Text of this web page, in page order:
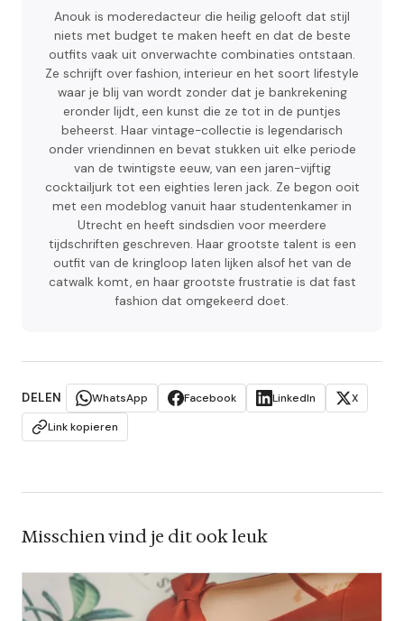
Anouk is moderedacteur die heilig gelooft dat stijl
niets met budget te maken heeft en dat de beste
outfits vaak uit onverwachte combinaties ontstaan.
Ze schrijft over fashion, interieur en het soort lifestyle
waar je blij van wordt zonder dat je bankrekening
eronder lijdt, een kunst die ze tot in de puntjes
beheerst. Haar vintage-collectie is legendarisch
onder vriendinnen en bevat stukken uit elke periode
van de twintigste eeuw, van een jaren-vijftig
cocktailjurk tot een eighties leren jack. Ze begon ooit
met een modeblog vanuit haar studentenkamer in
Utrecht en heeft sindsdien voor meerdere
tijdschriften geschreven. Haar grootste talent is een
outfit van de kringloop laten lijken alsof het van de
catwalk komt, en haar grootste frustratie is dat fast
fashion dat omgekeerd doet.
DELEN WhatsApp Facebook LinkedIn
X
Link kopieren
Misschien vind je dit ook leuk